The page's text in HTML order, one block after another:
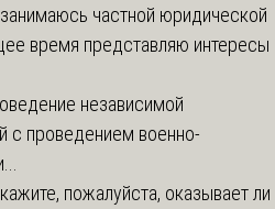
частной юридической
время представляю интересы
независимой
с проведением военно-
пожалуйста, оказывает ли